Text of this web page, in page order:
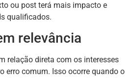
ou post terá mais impacto e
qualificados.
relevância
relação direta com os interesses
erro comum. Isso ocorre quando o